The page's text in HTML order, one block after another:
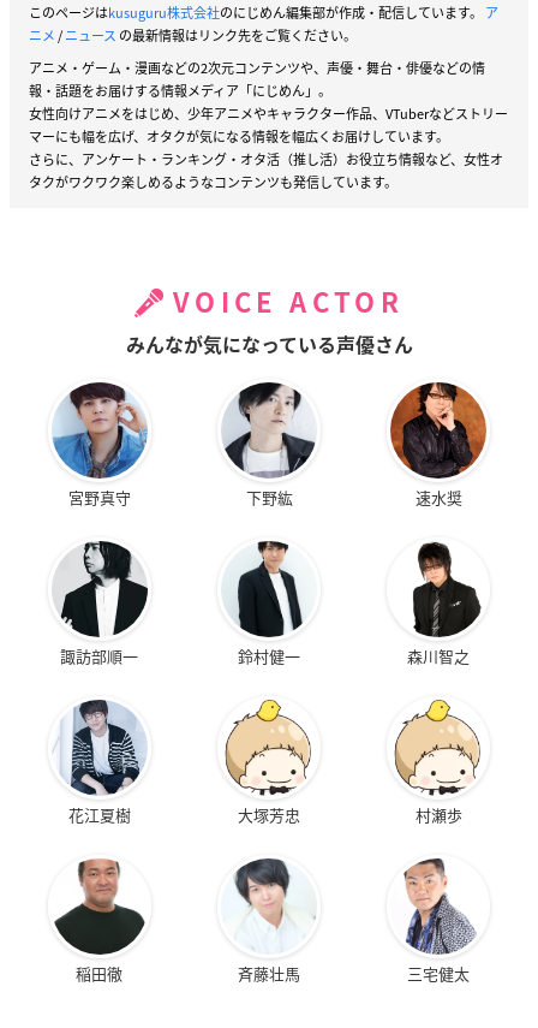
このページはkusuguru株式会社のにじめん編集部が作成・配信しています。 ア
ニメ/ニュース の最新情報はリンク先をご覧ください。
アニメ・ゲーム・漫画などの2次元コンテンツや、声優・舞台・俳優などの情
報・話題をお届けする情報メディア「にじめん」。
女性向けアニメをはじめ、少年アニメやキャラクター作品、VTuberなどストリー
マーにも幅を広げ、オタクが気になる情報を幅広くお届けしています。
さらに、アンケート・ランキング・オタ活（推し活）お役立ち情報など、女性オ
タクがワクワク楽しめるようなコンテンツも発信しています。
VOICE ACTOR
みんなが気になっている声優さん
宮野真守 下野紘 速水奨
諏訪部順一 鈴村健一 森川智之
花江夏樹 大塚芳忠 村瀬歩
稲田徹 斉藤壮馬 三宅健太